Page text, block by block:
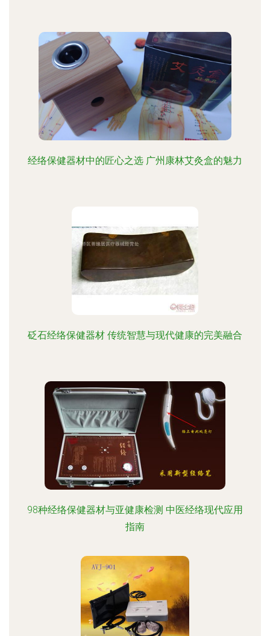
经络保健器材中的匠心之选 广州康林艾灸盒的魅力
砭石经络保健器材 传统智慧与现代健康的完美融合
98种经络保健器材与亚健康检测 中医经络现代应用
指南